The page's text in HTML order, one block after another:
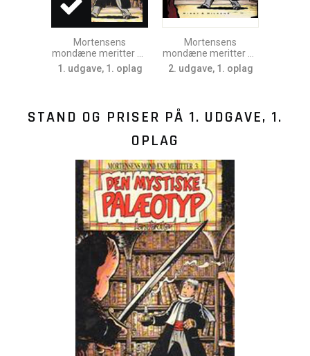
Mortensens
mondæne meritter Nr.
3 - Den Mystiske
Palæotyp
1. udgave, 1. oplag
Mortensens
mondæne meritter Nr.
3 - Den Mystiske
Palæotyp
2. udgave, 1. oplag
STAND OG PRISER PÅ 1. UDGAVE, 1.
OPLAG